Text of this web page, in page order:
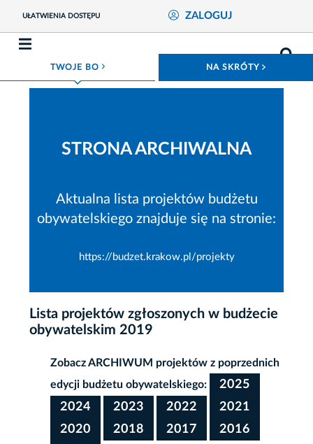
UŁATWIENIA DOSTĘPU ZALOGUJ
TWOJE BO ROZWIŃ MENU NA SKRÓTY
STRONA ARCHIWALNA
Aktualna lista projektów budżetu
obywatelskiego znajduje się na stronie:
https://budzet.krakow.pl/projekty
Lista projektów zgłoszonych w budżecie
obywatelskim 2019
Zobacz ARCHIWUM projektów z poprzednich
edycji budżetu obywatelskiego:
2025
2024
2023 2022
2021
2020
2018 2017
2016